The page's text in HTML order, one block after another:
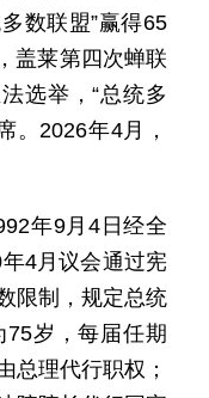
数联盟”赢得65
盖莱第四次蝉联
选举，“总统多
。2026年4月，
年9月4日经全
4月议会通过宪
限制，规定总统
岁，每届任期
总理代行职权；